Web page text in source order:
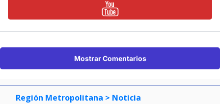
Mostrar Comentarios
Región Metropolitana > Noticia